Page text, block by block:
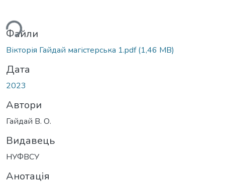
Файли
Вікторія Гайдай магістерська 1.pdf(1,46 MB)
Дата
2023
Автори
Гайдай В. О.
Видавець
НУФВСУ
Анотація